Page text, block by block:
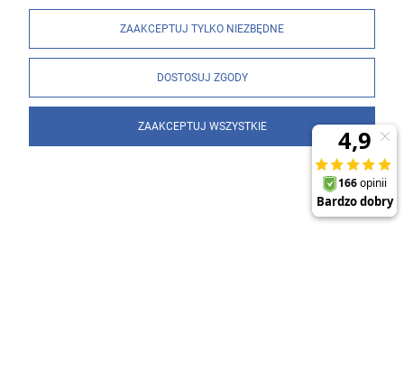
ZAAKCEPTUJ TYLKO NIEZBĘDNE
DOSTOSUJ ZGODY
ZAAKCEPTUJ WSZYSTKIE